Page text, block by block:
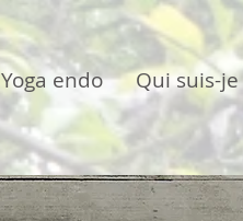
Yoga endo Qui suis-je